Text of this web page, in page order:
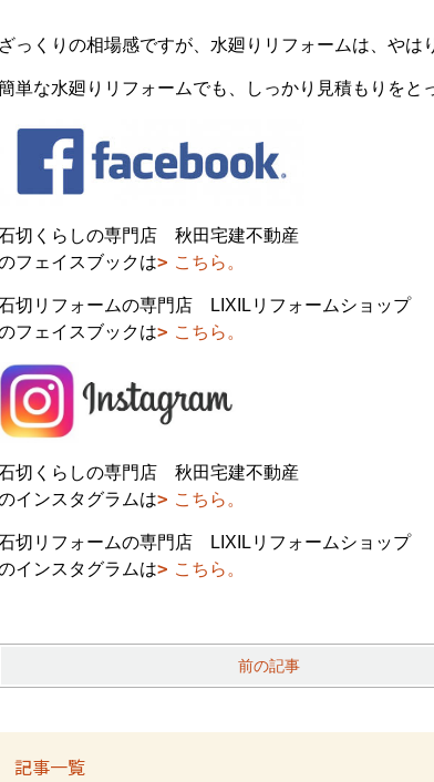
ざっくりの相場感ですが、水廻りリフォームは、や
単な水廻りリフォームでも、しっかり見積もりをと
切くらしの専門店 秋田宅建不動産
フェイスブックは
こちら。
切リフォームの専門店 LIXILリフォームショップ
フェイスブックは
こちら。
切くらしの専門店 秋田宅建不動産
インスタグラムは
こちら。
切リフォームの専門店 LIXILリフォームショップ
インスタグラムは
こちら。
前の記事
記事一覧